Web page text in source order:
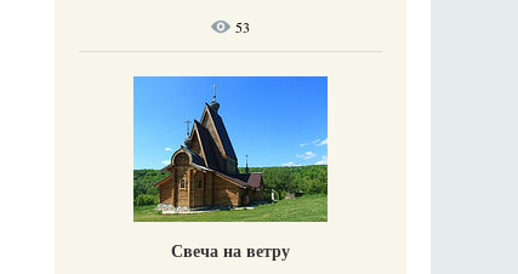
53
Свеча на ветру